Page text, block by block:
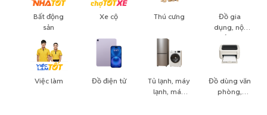
Bất động
sản
Việc làm
Xe cộ
Đồ điện tử
Thú cưng
Tủ lạnh, máy
lạnh, máy
Đồ gia
dụng, nội
thất, cây
cảnh
Đồ dùng văn
phòng,